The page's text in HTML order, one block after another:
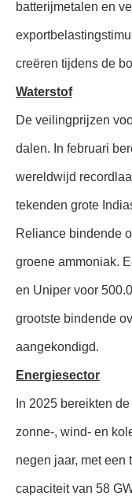
batterijmetalen en
creëren tijdens de
Waterstof
De veilingprijzen
dalen. In februari
wereldwijd
tekenden grote
Reliance bindende
groene ammoniak.
en Uniper voor
grootste bindende
aangekondigd.
Energiesector
In 2025 bereikten
zonne-, wind- en
negen jaar, met
capaciteit van 58